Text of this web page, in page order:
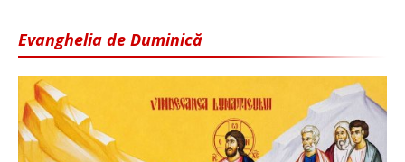
Evanghelia de Duminică